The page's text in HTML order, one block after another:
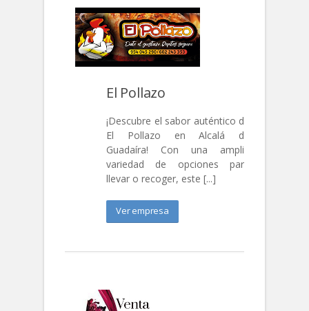
El Pollazo
¡Descubre el sabor auténtico de
El Pollazo en Alcalá de
Guadaíra! Con una amplia
variedad de opciones para
llevar o recoger, este [...]
Ver empresa